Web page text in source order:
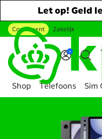
Ga naar hoofdinhoud
Consument Zakelijk
Shop Telefoons Sim
Let op! Geld